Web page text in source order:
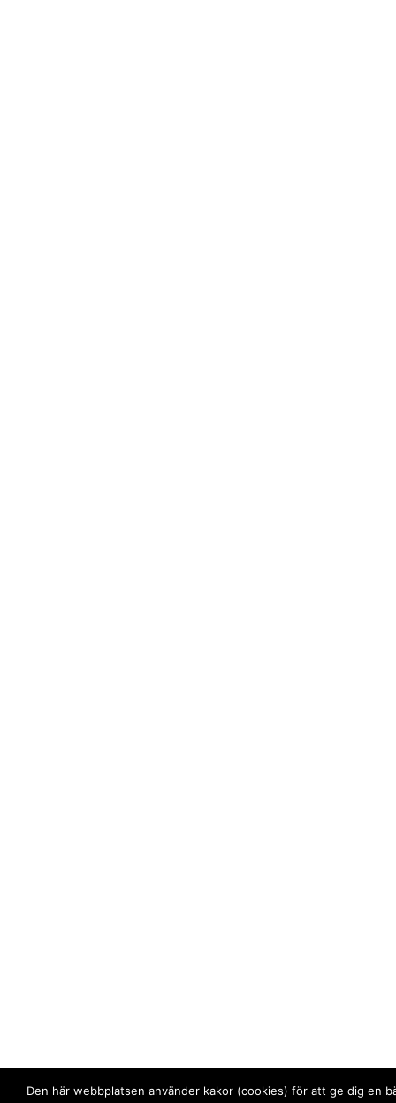
Den här webbplatsen använder kakor (cookies) för att ge dig en